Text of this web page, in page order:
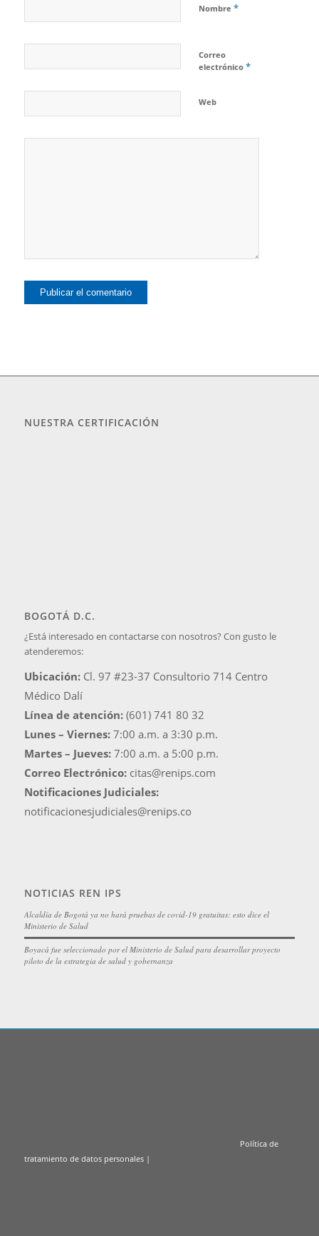
Nombre *
Correo
electrónico *
Web
NUESTRA CERTIFICACIÓN
BOGOTÁ D.C.
¿Está interesado en contactarse con nosotros? Con gusto le
atenderemos:
Ubicación: Cl. 97 #23-37 Consultorio 714 Centro
Médico Dalí
Línea de atención: (601) 741 80 32
Lunes – Viernes: 7:00 a.m. a 3:30 p.m.
Martes – Jueves: 7:00 a.m. a 5:00 p.m.
Correo Electrónico: citas@renips.com
Notificaciones Judiciales:
notificacionesjudiciales@renips.co
NOTICIAS REN IPS
Alcaldía de Bogotá ya no hará pruebas de covid-19 gratuitas: esto dice el
Ministerio de Salud
Boyacá fue seleccionado por el Ministerio de Salud para desarrollar proyecto
piloto de la estrategia de salud y gobernanza
Política de
tratamiento de datos personales|